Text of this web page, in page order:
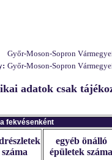
Győr-Moson-Sopron
Győr-Moson-Sopron
adatok csak
fekvésenként
száma
egyéb önálló
épületek száma